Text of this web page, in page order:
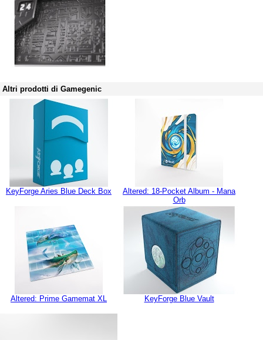
Altri prodotti di Gamegenic
KeyForge Aries Blue Deck Box
Altered: 18-Pocket Album - Mana
Orb
Altered: Prime Gamemat XL KeyForge Blue Vault